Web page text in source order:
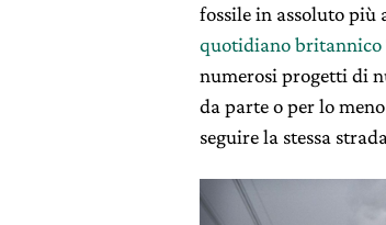
fossile in assoluto più
quotidiano britannico
numerosi progetti di
da parte o per lo
seguire la stessa